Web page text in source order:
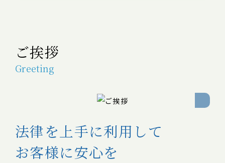
ご挨拶
Greeting
法律を上手に利用して
お客様に安心を